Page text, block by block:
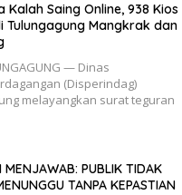
Kalah Saing Online, 938 Kios
Tulungagung Mangkrak dan
— Dinas
(Disperindag)
melayangkan surat teguran
MENJAWAB: PUBLIK TIDAK
TANPA KEPASTIAN